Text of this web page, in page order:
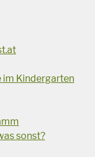
im Kindergarten
sonst?